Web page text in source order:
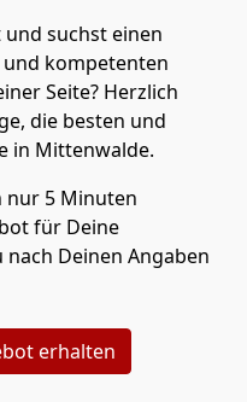
suchst einen
kompetenten
Seite? Herzlich
die besten und
in Mittenwalde.
nur 5 Minuten
für Deine
Deinen Angaben
erhalten